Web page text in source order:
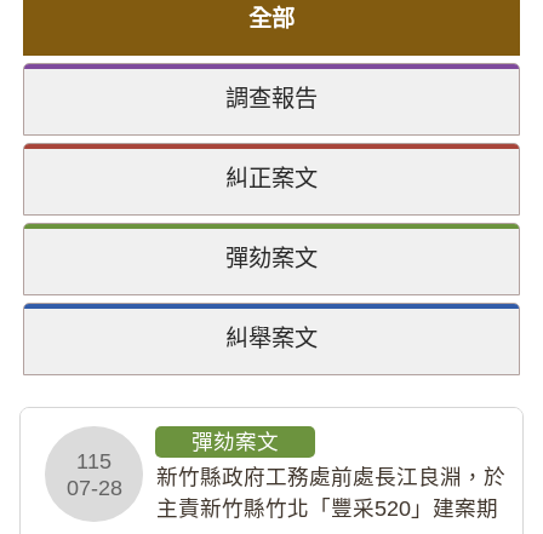
全部
調查報告
糾正案文
彈劾案文
糾舉案文
115
07-28
彈劾案文
新竹縣政府工務處前處長江良淵，於
主責新竹縣竹北「豐采520」建案期